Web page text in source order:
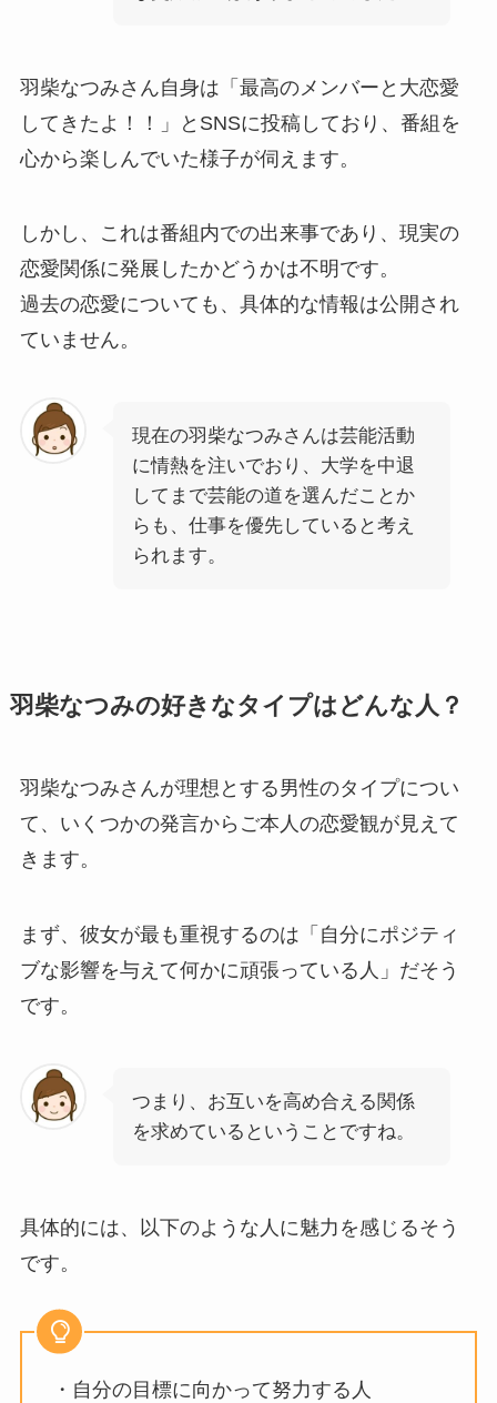
羽柴なつみさん自身は「最高のメンバーと大恋愛
してきたよ！！」とSNSに投稿しており、番組を
心から楽しんでいた様子が伺えます。
しかし、これは番組内での出来事であり、現実の
恋愛関係に発展したかどうかは不明です。
過去の恋愛についても、具体的な情報は公開され
ていません。
現在の羽柴なつみさんは芸能活動
に情熱を注いでおり、大学を中退
してまで芸能の道を選んだことか
らも、仕事を優先していると考え
られます。
羽柴なつみの好きなタイプはどんな人？
羽柴なつみさんが理想とする男性のタイプについ
て、いくつかの発言からご本人の恋愛観が見えて
きます。
まず、彼女が最も重視するのは「自分にポジティ
ブな影響を与えて何かに頑張っている人」だそう
です。
つまり、お互いを高め合える関係
を求めているということですね。
具体的には、以下のような人に魅力を感じるそう
です。
・自分の目標に向かって努力する人